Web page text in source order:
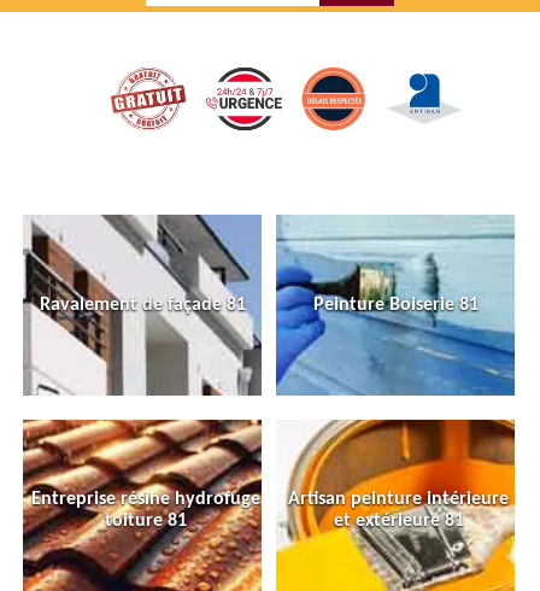
Ravalement de façade 81 Peinture Boiserie 81
Entreprise résine hydrofuge
toiture 81
Artisan peinture intérieure
et extérieure 81